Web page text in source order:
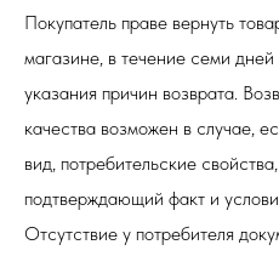
Покупатель праве вернуть
магазине, в течение семи
указания причин возврата.
качества возможен в случае,
вид, потребительские
подтверждающий факт и
Отсутствие у потребителя